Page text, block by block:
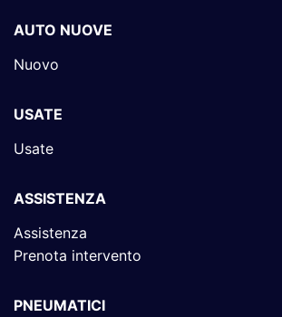
AUTO NUOVE
Nuovo
USATE
Usate
ASSISTENZA
Assistenza
Prenota intervento
PNEUMATICI